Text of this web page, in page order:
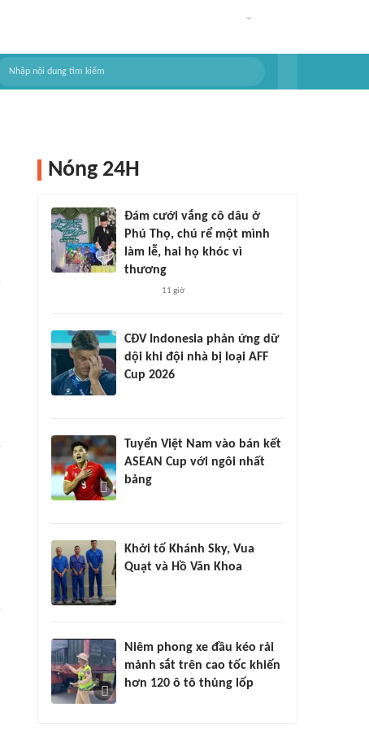
Nóng 24H
Đám cưới vắng cô dâu ở
Phú Thọ, chú rể một mình
làm lễ, hai họ khóc vì
thương
11 giờ
CĐV Indonesia phản ứng dữ
dội khi đội nhà bị loại AFF
Cup 2026
Tuyển Việt Nam vào bán kết
ASEAN Cup với ngôi nhất
bảng
Khởi tố Khánh Sky, Vua
Quạt và Hồ Văn Khoa
Niêm phong xe đầu kéo rải
mảnh sắt trên cao tốc khiến
hơn 120 ô tô thủng lốp